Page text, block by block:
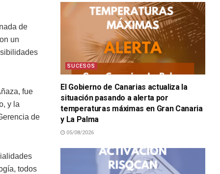
de
un
fue
y la
de
todos
SUCESOS
El Gobierno de Canarias actualiza la
situación pasando a alerta por
temperaturas máximas en Gran Canaria
y La Palma
05/08/2026